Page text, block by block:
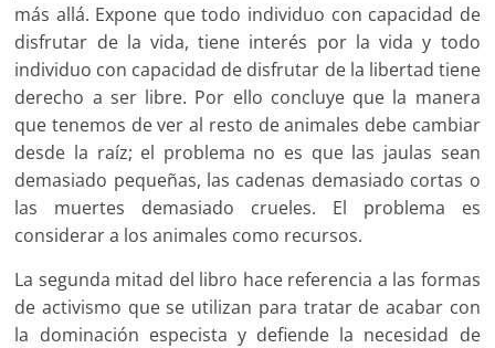
más allá. Expone que todo individuo con capacidad de
disfrutar de la vida, tiene interés por la vida y todo
individuo con capacidad de disfrutar de la libertad tiene
derecho a ser libre. Por ello concluye que la manera
que tenemos de ver al resto de animales debe cambiar
desde la raíz; el problema no es que las jaulas sean
demasiado pequeñas, las cadenas demasiado cortas o
las muertes demasiado crueles. El problema es
considerar a los animales como recursos.
La segunda mitad del libro hace referencia a las formas
de activismo que se utilizan para tratar de acabar con
la dominación especista y defiende la necesidad de